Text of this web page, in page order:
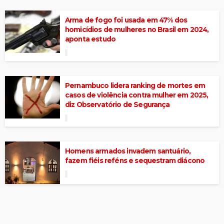
Arma de fogo foi usada em 47% dos
homicídios de mulheres no Brasil em 2024,
aponta estudo
Pernambuco lidera ranking de mortes em
casos de violência contra mulher em 2025,
diz Observatório de Segurança
Homens armados invadem santuário,
fazem fiéis reféns e sequestram diácono